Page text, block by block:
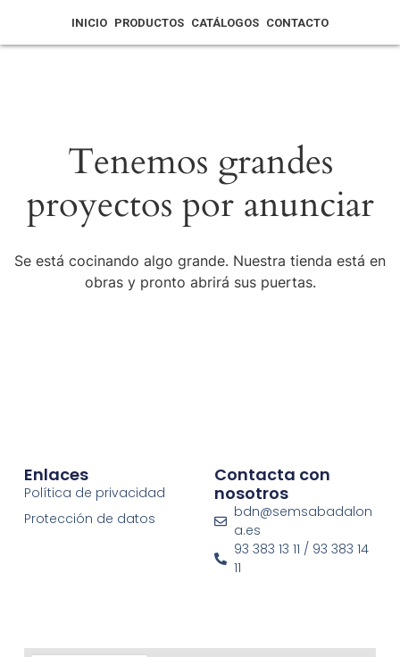
INICIO PRODUCTOS CATÁLOGOS CONTACTO
Tenemos grandes
proyectos por anunciar
Se está cocinando algo grande. Nuestra tienda está en
obras y pronto abrirá sus puertas.
Enlaces
Política de privacidad
Protección de datos
Contacta con
nosotros
bdn@semsabadalon
a.es
93 383 13 11 / 93 383 14
11